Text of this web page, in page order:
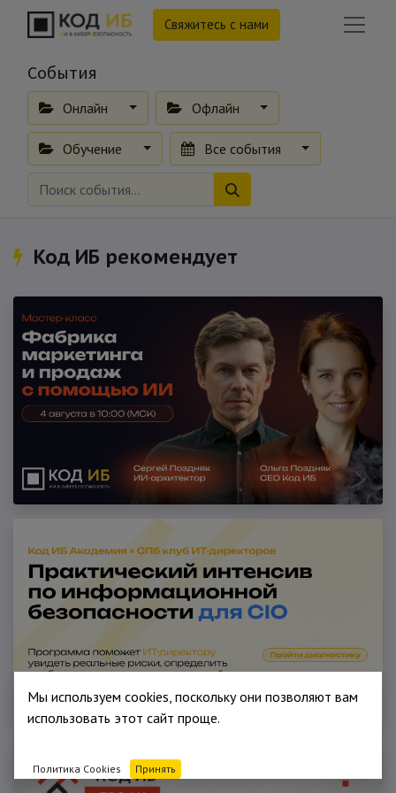
Свяжитесь с нами
События
Онлайн Офлайн
Обучение Все события
Код ИБ рекомендует
Мы используем cookies, поскольку они позволяют вам
использовать этот сайт проще.
Политика Cookies Принять